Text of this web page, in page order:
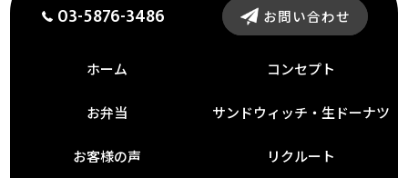
03-5876-3486 お問い合わせ
ホーム コンセプト
お弁当 サンドウィッチ・生ドーナツ
お客様の声 リクルート